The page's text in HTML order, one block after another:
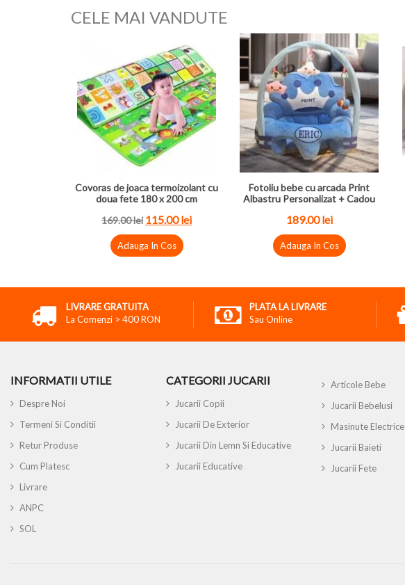
CELE MAI VANDUTE
Covoras de joaca termoizolant cu
doua fete 180 x 200 cm
169.00 lei 115.00 lei
Adauga In Cos
Fotoliu bebe cu arcada Print
Albastru Personalizat + Cadou
189.00 lei
Adauga In Cos
LIVRARE GRATUITA
La Comenzi > 400 RON
PLATA LA LIVRARE
Sau Online
INFORMATII UTILE
Despre Noi
Termeni Si Conditii
Retur Produse
Cum Platesc
Livrare
ANPC
SOL
CATEGORII JUCARII
Jucarii Copii
Jucarii De Exterior
Jucarii Din Lemn Si Educative
Jucarii Educative
Articole Bebe
Jucarii Bebelusi
Masinute Electrice
Jucarii Baieti
Jucarii Fete